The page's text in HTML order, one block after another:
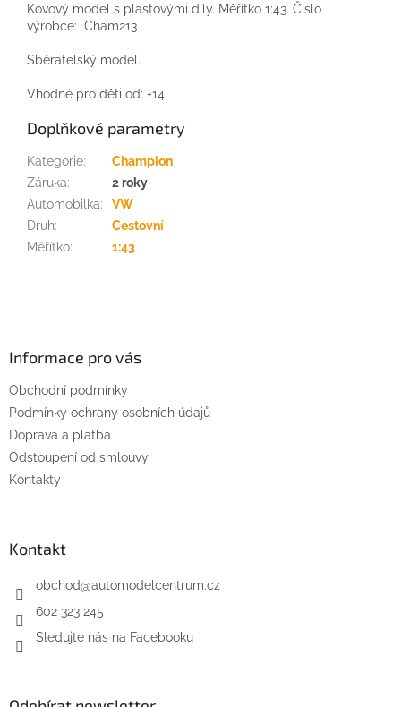
Kovový model s plastovými díly. Měřítko 1:43. Číslo
výrobce: Cham213
Sběratelský model.
Vhodné pro děti od: +14
Doplňkové parametry
Kategorie:
Champion
Záruka:
2 roky
Automobilka:
VW
Druh:
Cestovní
Měřítko: 1:43
Informace pro vás
Obchodní podmínky
Podmínky ochrany osobních údajů
Doprava a platba
Odstoupení od smlouvy
Kontakty
Kontakt
obchod@automodelcentrum.cz
602 323 245
Sledujte nás na Facebooku